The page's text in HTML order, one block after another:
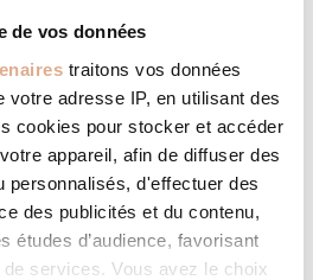
de vos données
traitons vos données
votre adresse IP, en utilisant des
cookies pour stocker et accéder
appareil, afin de diffuser des
personnalisés, d'effectuer des
des publicités et du contenu,
études d’audience, favorisant
services. Vous avez le choix